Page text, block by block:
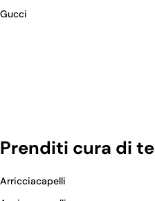
Gucci
Prenditi cura di te
Arricciacapelli